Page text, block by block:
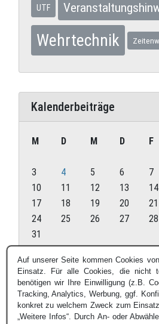
UTF
Wehrtechnik
Kalenderbeiträge
August 2026
M D M D F
3
4 5 6 7
10
11 12 13 14
17
18 19 20 21
24
25 26 27 28
31
« Juli
Auf unserer Seite kommen Cookies
Einsatz. Für alle Cookies, die nicht
benötigen wir Ihre Einwilligung (z.B.
Tracking, Analytics, Werbung, ggf.
konkret zu welchem Zweck zum
„Weitere Infos“. Durch An- oder